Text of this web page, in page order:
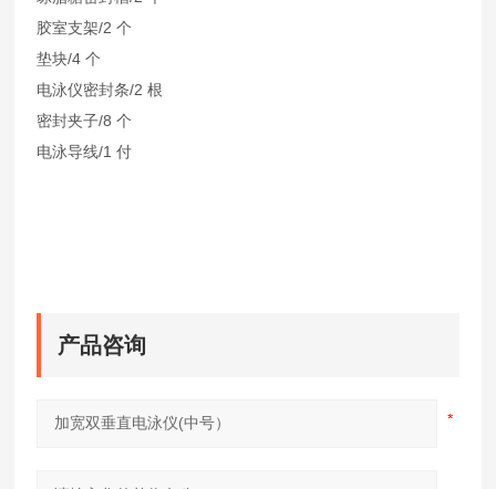
胶室支架/2 个
垫块/4 个
电泳仪密封条/2 根
密封夹子/8 个
电泳导线/1 付
产品咨询